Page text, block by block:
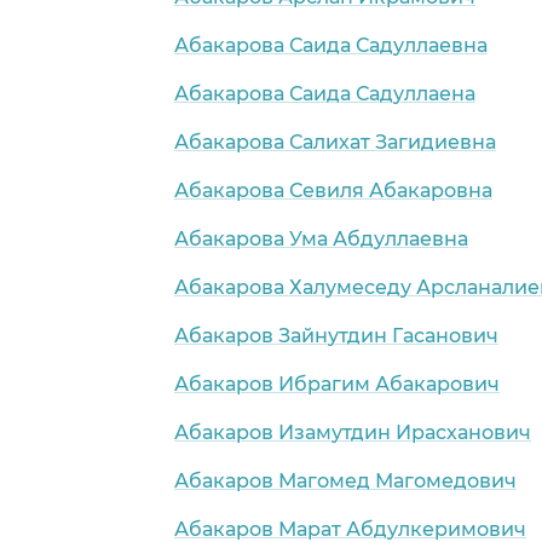
Абакарова Саида Садуллаевна
Абакарова Саида Садуллаена
Абакарова Салихат Загидиевна
Абакарова Севиля Абакаровна
Абакарова Ума Абдуллаевна
Абакарова Халумеседу
Абакаров Зайнутдин Гасанович
Абакаров Ибрагим Абакарович
Абакаров Изамутдин Ирасханович
Абакаров Магомед Магомедович
Абакаров Марат Абдулкеримович